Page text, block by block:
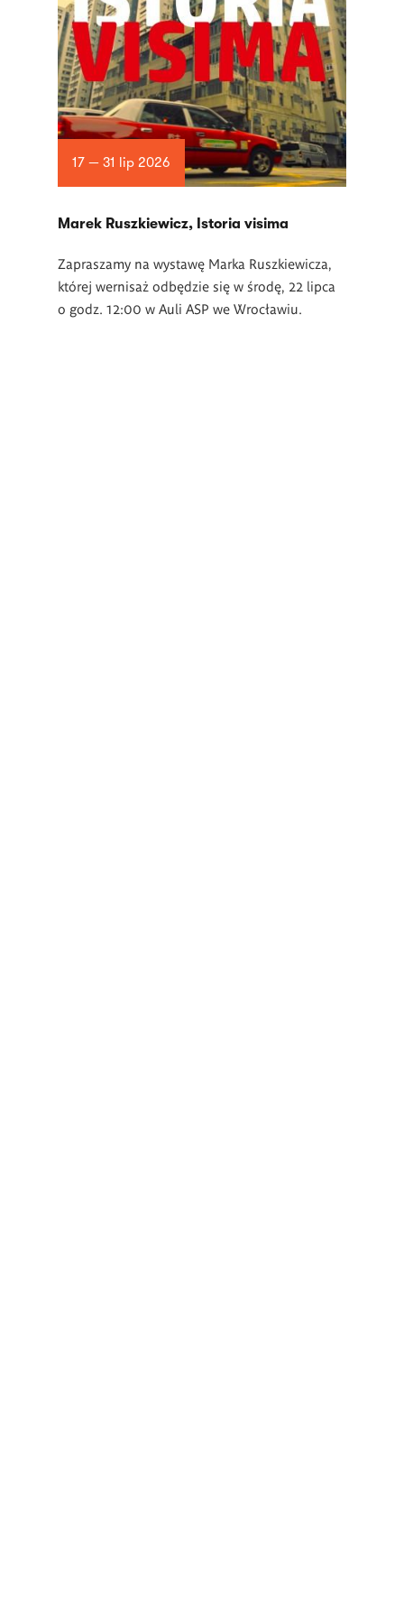
17 — 31 lip 2026
Marek Ruszkiewicz, Istoria visima
Zapraszamy na wystawę Marka Ruszkiewicza,
której wernisaż odbędzie się w środę, 22 lipca
o godz. 12:00 w Auli ASP we Wrocławiu.